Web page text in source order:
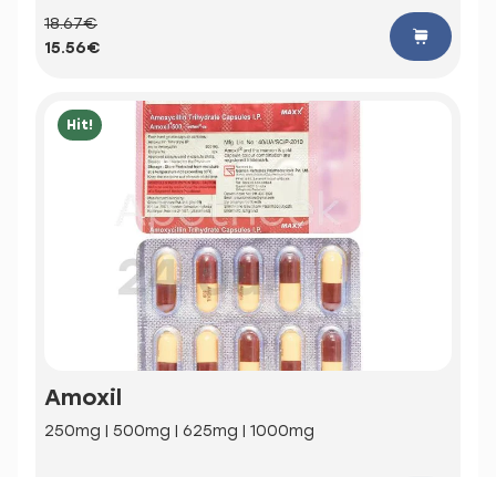
18.67€
15.56€
Hit!
Amoxil
250mg | 500mg | 625mg | 1000mg